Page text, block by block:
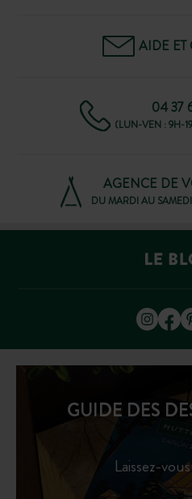
AIDE ET
04 37
(LUN-VEN : 9H-
AGENCE DE
DU MARDI AU
GUIDE DES
Laissez-